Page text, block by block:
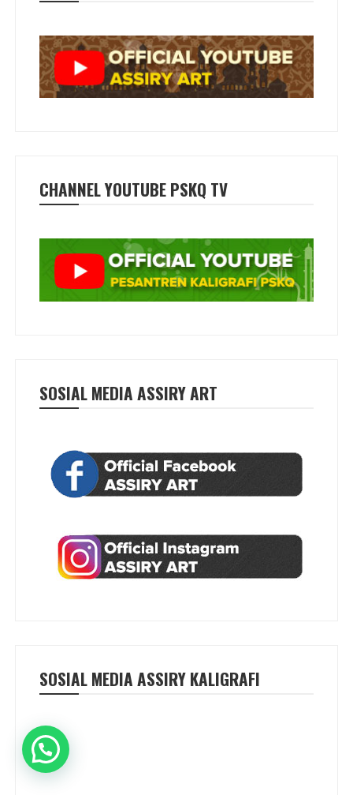
CHANNEL YOUTUBE PSKQ TV
SOSIAL MEDIA ASSIRY ART
SOSIAL MEDIA ASSIRY KALIGRAFI